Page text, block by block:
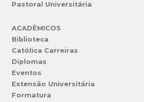
Pastoral Universitária
ACADÊMICOS
Biblioteca
Católica Carreiras
Diplomas
Eventos
Extensão Universitária
Formatura